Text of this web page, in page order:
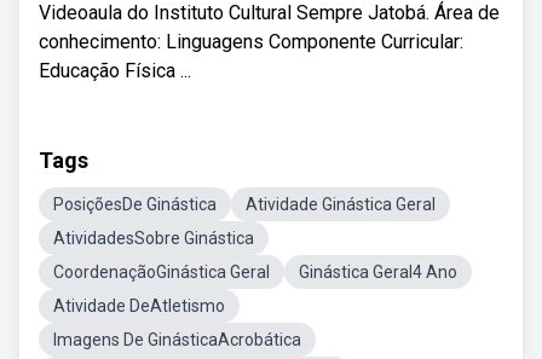
Videoaula do Instituto Cultural Sempre Jatobá. Área de
conhecimento: Linguagens Componente Curricular:
Educação Física ...
Tags
PosiçõesDe Ginástica
Atividade Ginástica Geral
AtividadesSobre Ginástica
CoordenaçãoGinástica Geral
Ginástica Geral4 Ano
Atividade DeAtletismo
Imagens De GinásticaAcrobática